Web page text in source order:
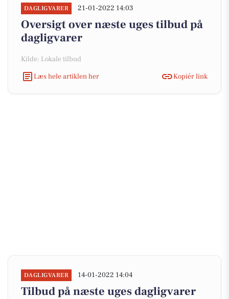
DAGLIGVARER 21-01-2022 14:03
Oversigt over næste uges tilbud på
dagligvarer
Kilde: Lokale tilbud
Læs hele artiklen her
Kopiér link
DAGLIGVARER 14-01-2022 14:04
Tilbud på næste uges dagligvarer